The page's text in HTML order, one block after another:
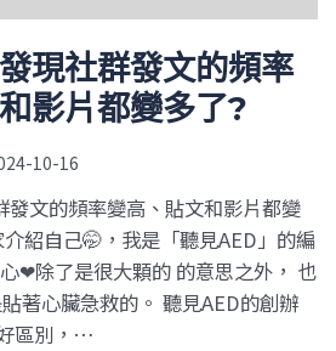
現社群發文的頻率
影片都變多了?
10-16
發文的頻率變高、貼文和影片都變
紹自己🤭，我是「聽見AED」的編
❤除了是很大顆的 的意思之外， 也
著心臟急救的。 聽見AED的創辦
區別，…